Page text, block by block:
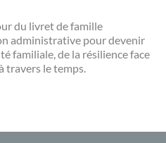
du livret de famille
administrative pour devenir
familiale, de la résilience face
travers le temps.